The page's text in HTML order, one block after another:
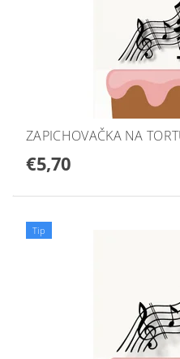
ZAPICHOVAČKA NA
€5,70
Tip